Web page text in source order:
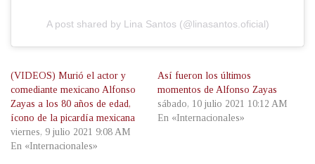
A post shared by Lina Santos (@linasantos.oficial)
(VIDEOS) Murió el actor y
comediante mexicano Alfonso
Zayas a los 80 años de edad,
ícono de la picardía mexicana
viernes, 9 julio 2021 9:08 AM
En «Internacionales»
Así fueron los últimos
momentos de Alfonso Zayas
sábado, 10 julio 2021 10:12 AM
En «Internacionales»